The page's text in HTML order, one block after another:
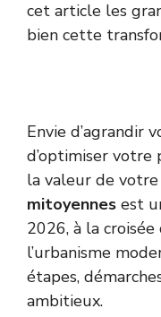
cet article les
bien cette
Envie d’agrandir
d’optimiser votre
la valeur de votre
mitoyennes est
2026, à la
l’urbanisme
étapes,
ambitieux.